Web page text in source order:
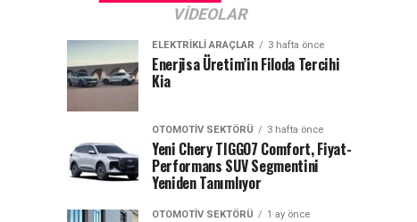
VIDEOLAR
ELEKTRIKLI ARAÇLAR 3 hafta önce
Enerjisa Üretim’in Filoda Tercihi
Kia
OTOMOTIV SEKTÖRÜ 3 hafta önce
Yeni Chery TIGGO7 Comfort, Fiyat-
Performans SUV Segmentini
Yeniden Tanımlıyor
OTOMOTIV SEKTÖRÜ 1 ay önce